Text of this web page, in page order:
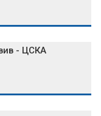
- ЦСКА